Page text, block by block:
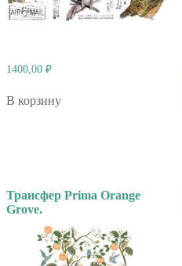
1400,00 ₽
В корзину
Трансфер Prima Orange
Grove.